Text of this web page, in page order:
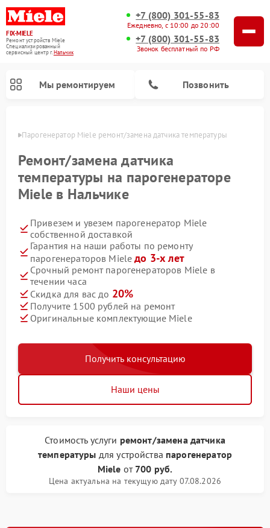
FIX-MIELE
Ремонт устройств Miele
Специализированный
cервисный центр г.Нальчик
+7 (800) 301-55-83
Ежедневно, с 10:00 до 20:00
+7 (800) 301-55-83
Звонок бесплатный по РФ
Мы ремонтируем Позвонить
Парогенератор Miele ремонт/замена датчика температуры
Ремонт/замена датчика
температуры на парогенераторе
Miele в Нальчике
Привезем и увезем парогенератор Miele
собственной доставкой
Гарантия на наши работы по ремонту
парогенераторов Mieleдо 3-х лет
Срочный ремонт парогенераторов Miele в
течении часа
Скидка для вас до 20%
Получите 1500 рублей на ремонт
Оригинальные комплектующие Miele
Получить консультацию
Наши цены
Стоимость услуги ремонт/замена датчика
температуры для устройства парогенератор
Miele от 700 руб.
Цена актуальна на текущую дату 07.08.2026